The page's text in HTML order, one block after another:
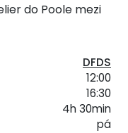
do Poole mezi
DFDS
12:00
16:30
4h 30min
pá